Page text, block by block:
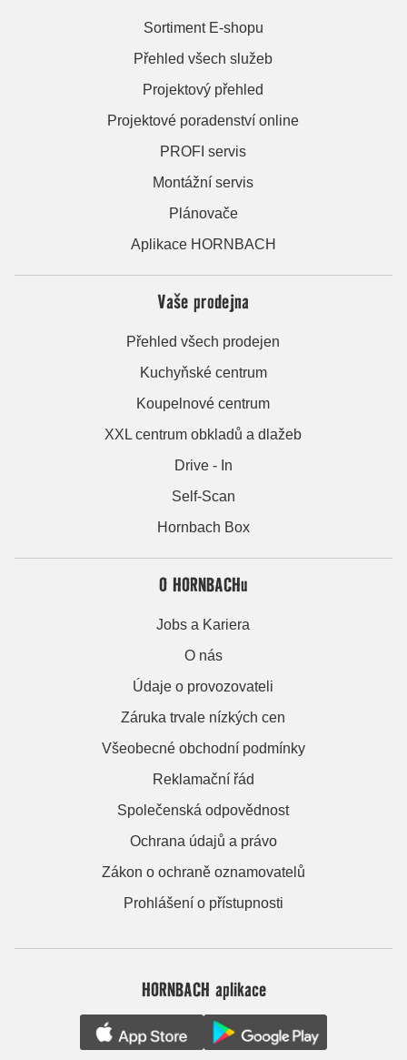
Sortiment E-shopu
Přehled všech služeb
Projektový přehled
Projektové poradenství online
PROFI servis
Montážní servis
Plánovače
Aplikace HORNBACH
Vaše prodejna
Přehled všech prodejen
Kuchyňské centrum
Koupelnové centrum
XXL centrum obkladů a dlažeb
Drive - In
Self-Scan
Hornbach Box
O HORNBACHu
Jobs a Kariera
O nás
Údaje o provozovateli
Záruka trvale nízkých cen
Všeobecné obchodní podmínky
Reklamační řád
Společenská odpovědnost
Ochrana údajů a právo
Zákon o ochraně oznamovatelů
Prohlášení o přístupnosti
HORNBACH aplikace